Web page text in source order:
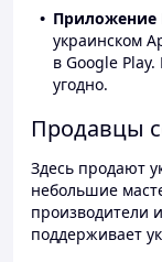
Приложение
украинском
в Google
угодно.
Продавцы
Здесь продают
небольшие
производители
поддерживает